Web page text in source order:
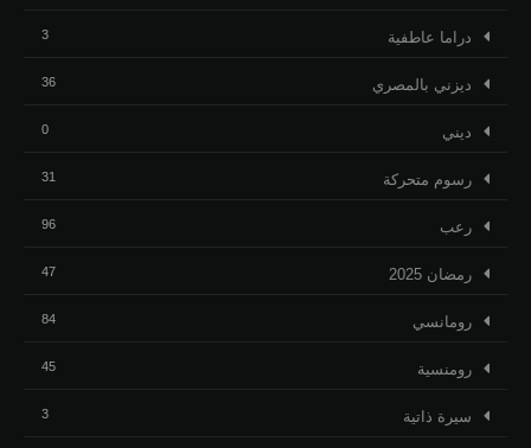
دراما عاطفية 3
ديزني بالمصري 36
ديني 0
رسوم متحركة 31
رعب 96
رمضان 2025 47
رومانسي 84
رومنسية 45
ﺳﻴﺮﺓ ﺫاﺗﻴﺔ 3